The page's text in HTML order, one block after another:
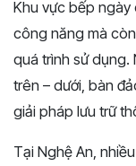
Khu vực bếp
công năng mà
quá trình sử dụng.
trên – dưới, bàn
giải pháp lưu trữ
Tại Nghệ An,